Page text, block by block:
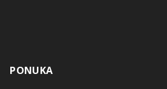
PONUKA